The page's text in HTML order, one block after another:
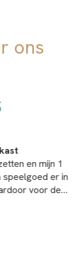
en kan
ons
en mijn 1
er in
voor de
net wat